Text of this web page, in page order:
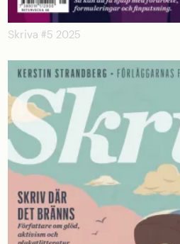
Skriva #5 2025